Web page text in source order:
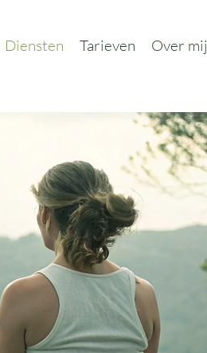
Diensten Tarieven Over mij